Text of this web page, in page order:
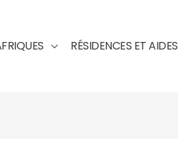
RÉSIDENCES ET AIDES